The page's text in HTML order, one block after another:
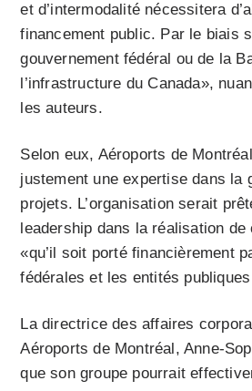
et d’intermodalité nécessitera
financement public. Par le biais
gouvernement fédéral ou de la
l’infrastructure du Canada»,
les auteurs.
Selon eux, Aéroports de
justement une expertise dans la
projets. L’organisation serait
leadership dans la réalisation
«qu’il soit porté financièrement
fédérales et les entités
La directrice des affaires
Aéroports de Montréal, Anne-
que son groupe pourrait